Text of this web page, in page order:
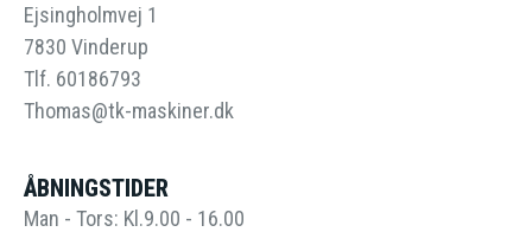
Ejsingholmvej 1
7830 Vinderup
Tlf. 60186793
Thomas@tk-maskiner.dk
ÅBNINGSTIDER
Man - Tors: Kl.9.00 - 16.00